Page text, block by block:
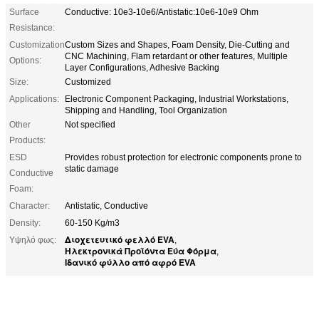
Surface
Resistance:
Conductive: 10e3-10e6/Antistatic:10e6-10e9 Ohm
Customization
Options:
Custom Sizes and Shapes, Foam Density, Die-Cutting and
CNC Machining, Flam retardant or other features, Multiple
Layer Configurations, Adhesive Backing
Size:
Customized
Applications:
Electronic Component Packaging, Industrial Workstations,
Shipping and Handling, Tool Organization
Other
Products:
Not specified
ESD
Conductive
Foam:
Provides robust protection for electronic components prone to
static damage
Character:
Antistatic, Conductive
Density:
60-150 Kg/m3
Υψηλό φως:
Διοχετευτικό φελλό EVA,
Ηλεκτρονικά Προϊόντα Εύα Φόρμα,
Ιδανικό φύλλο από αφρό EVA